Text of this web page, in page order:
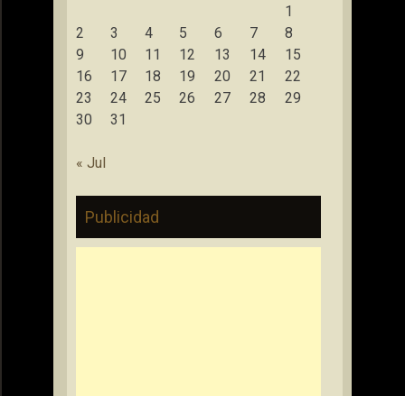
1
2
3 4 5 6 7
8
9
10 11 12 13 14
15
16
17 18 19 20 21
22
23
24 25 26 27 28
29
30
31
« Jul
Publicidad